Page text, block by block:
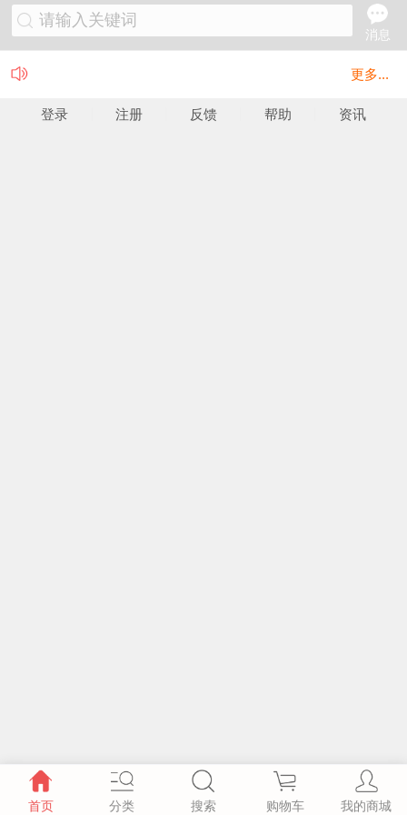
请输入关键词
消息
更多...
登录 注册 反馈 帮助 资讯
首页 分类 搜索 购物车 我的商城